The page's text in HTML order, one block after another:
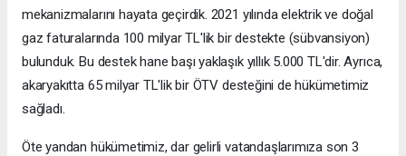
mekanizmalarını hayata geçirdik. 2021 yılında elektrik ve doğal
gaz faturalarında 100 milyar TL'lik bir destekte (sübvansiyon)
bulunduk. Bu destek hane başı yaklaşık yıllık 5.000 TL'dir. Ayrıca,
akaryakıtta 65 milyar TL'lik bir ÖTV desteğini de hükümetimiz
sağladı.
Öte yandan hükümetimiz, dar gelirli vatandaşlarımıza son 3